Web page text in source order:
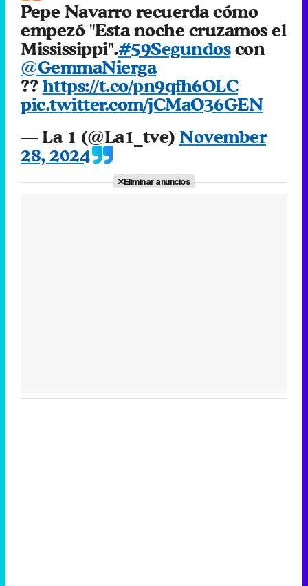
Pepe Navarro recuerda cómo
empezó "Esta noche cruzamos el
Mississippi".#59Segundoscon
@GemmaNierga
??https://t.co/pn9qfh6OLC
pic.twitter.com/jCMaO36GEN
— La 1 (@La1_tve) November
28, 2024
Eliminar anuncios